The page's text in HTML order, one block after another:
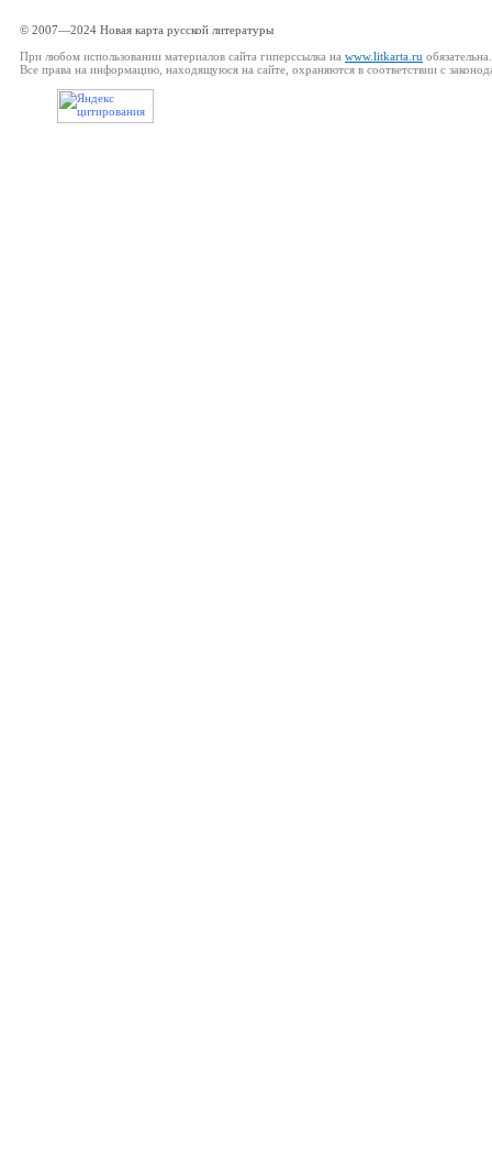
© 2007—2024 Новая карта русской литературы
При любом использовании материалов сайта гиперссылка на www.litkarta.ru обязательна.
Все права на информацию, находящуюся на сайте, охраняются в соответствии с